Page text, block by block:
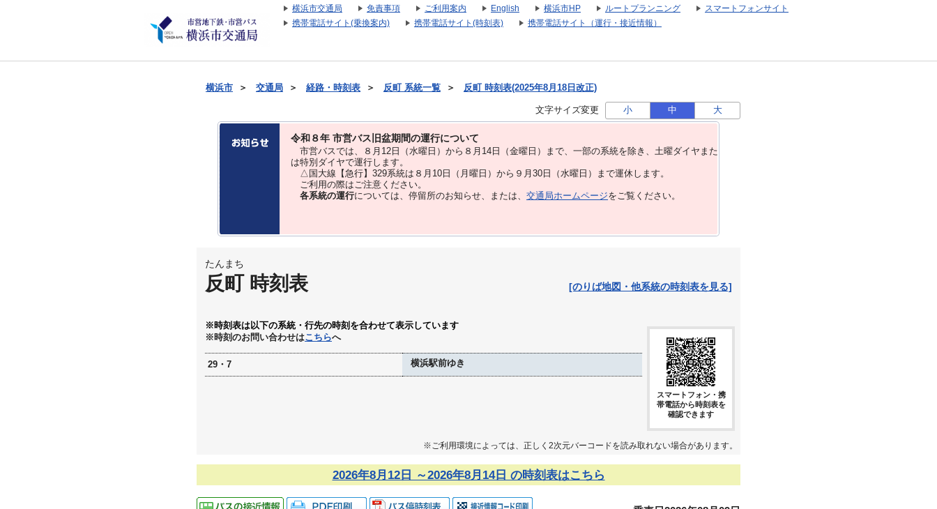
横浜市交通局 免責事項 ご利用案内 English 横浜市HP ルートプランニング
スマートフォンサイト
携帯電話サイト(乗換案内)
携帯電話サイト(時刻表) 携帯電話サイト（運行・接近情報）
横浜市 ＞ 交通局 ＞ 経路・時刻表 ＞ 反町 系統一覧 ＞ 反町 時刻表(2025年8月18日改正)
文字サイズ変更 小 中 大
令和８年 市営バス旧盆期間の運行について
市営バスでは、８⽉12⽇（水曜日）から８⽉14⽇（金曜日）まで、⼀部の系統を除き、⼟曜ダイヤまた
は特別ダイヤで運⾏します。
△国大線【急行】329系統は８月10日（月曜日）から９月30日（水曜日）まで運休します。
ご利用の際はご注意ください。
各系統の運行については、停留所のお知らせ、または、 交通局ホームページをご覧ください。
たんまち
反町 時刻表 [のりば地図・他系統の時刻表を見る]
※時刻表は以下の系統・行先の時刻を合わせて表示しています
※時刻のお問い合わせはこちらへ
29・7 横浜駅前ゆき
スマートフォン・携
帯電話から時刻表を
確認できます
※ご利用環境によっては、正しく2次元バーコードを読み取れない場合があります。
2026年8月12日 ～2026年8月14日 の時刻表はこちら